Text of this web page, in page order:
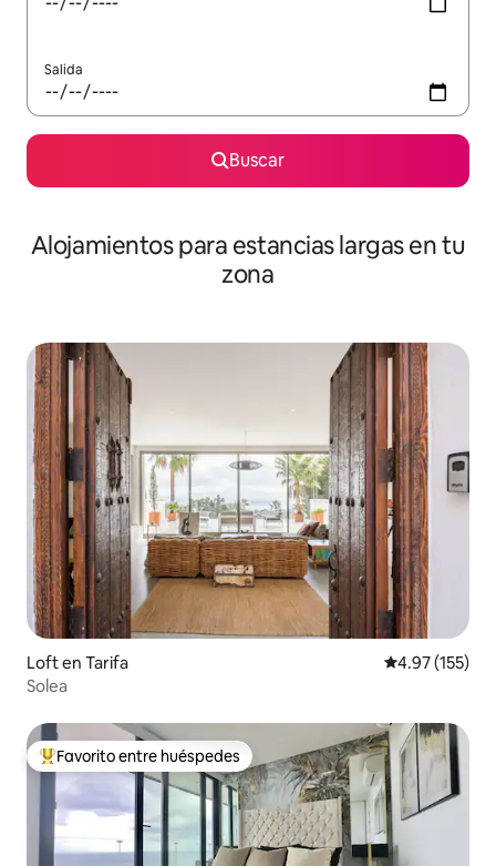
Salida
Buscar
Alojamientos para estancias largas en tu
zona
Loft en Tarifa Calificación
4.97 (155)
Solea
De los mejores en Favorito entre huéspedes
Favorito entre huéspedes